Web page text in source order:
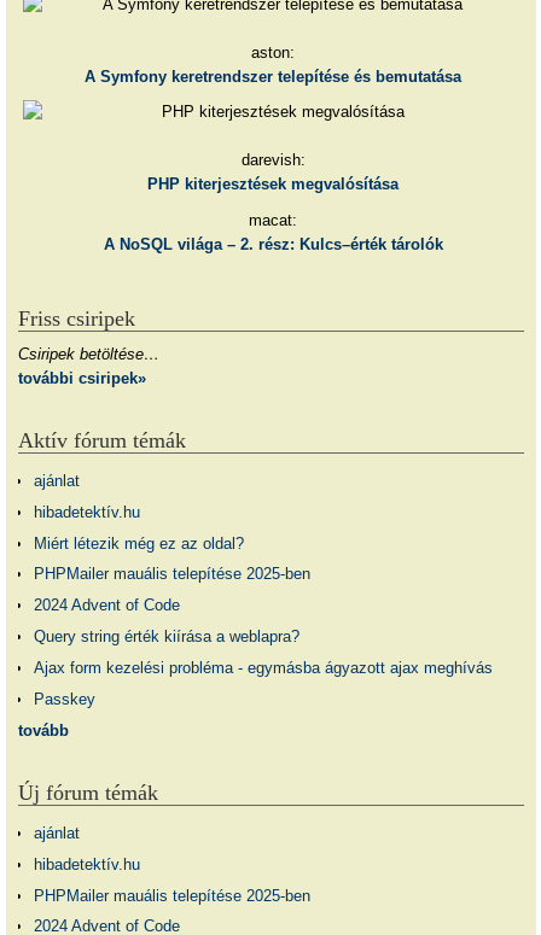
aston:
A Symfony keretrendszer telepítése és bemutatása
darevish:
PHP kiterjesztések megvalósítása
macat:
A NoSQL világa – 2. rész: Kulcs–érték tárolók
Friss csiripek
Csiripek betöltése…
további csiripek»
Aktív fórum témák
ajánlat
hibadetektív.hu
Miért létezik még ez az oldal?
PHPMailer mauális telepítése 2025-ben
2024 Advent of Code
Query string érték kiírása a weblapra?
Ajax form kezelési probléma - egymásba ágyazott ajax meghívás
Passkey
tovább
Új fórum témák
ajánlat
hibadetektív.hu
PHPMailer mauális telepítése 2025-ben
2024 Advent of Code